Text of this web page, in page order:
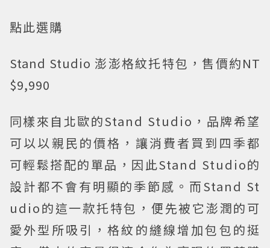
點此選購
Stand Studio 澎澎格紋托特包，售價約NT
$9,990
同樣來自北歐的Stand Studio，品牌希望
可以以親民的價格，讓消費者買到四季都
可輕鬆搭配的單品，因此Stand Studio的
設計都不會有明顯的季節感。而Stand St
udio的這一款托特包，便先被它澎潤的可
愛外型所吸引，格紋的縫線增加包包的挺